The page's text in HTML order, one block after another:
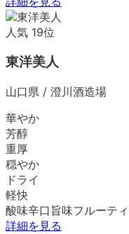
人気 19位
東洋美人
山口県 / 澄川酒造場
華やか
芳醇
重厚
穏やか
ドライ
軽快
酸味辛口 旨味フルーティ
詳細を見る